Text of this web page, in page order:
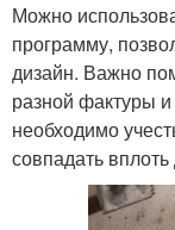
Можно
программу,
дизайн. Важно
разной фактуры
необходимо
совпадать